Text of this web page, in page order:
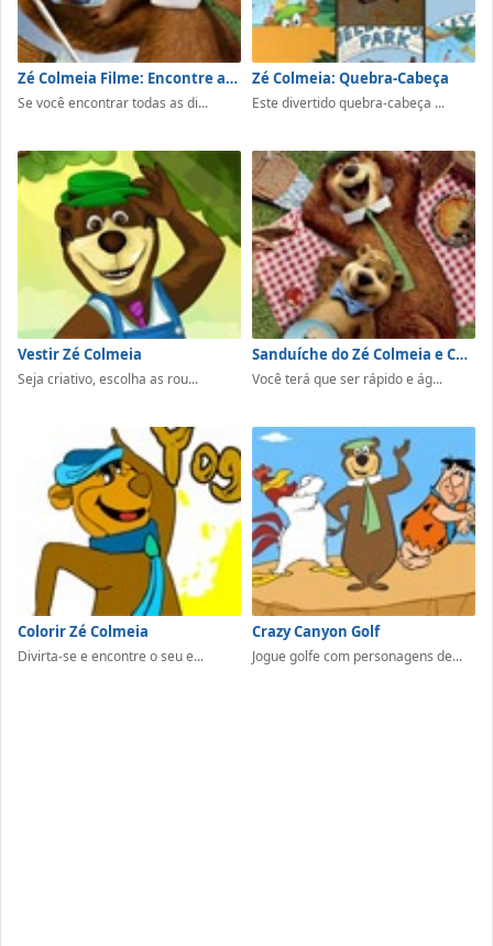
Zé Colmeia Filme: Encontre as Diferenças
Se você encontrar todas as di...
Zé Colmeia: Quebra-Cabeça
Este divertido quebra-cabeça ...
Vestir Zé Colmeia
Seja criativo, escolha as rou...
Sanduíche do Zé Colmeia e Catatau
Você terá que ser rápido e ág...
Colorir Zé Colmeia
Divirta-se e encontre o seu e...
Crazy Canyon Golf
Jogue golfe com personagens de...